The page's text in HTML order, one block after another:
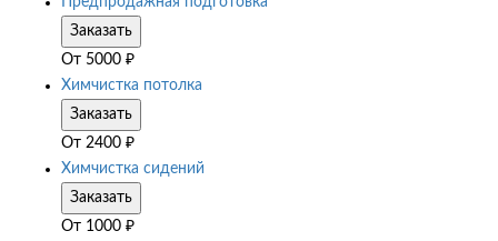
Заказать
От 5000 ₽
Химчистка потолка
Заказать
От 2400 ₽
Химчистка сидений
Заказать
От 1000 ₽